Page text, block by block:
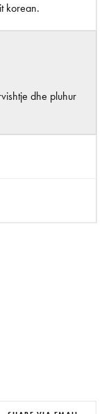
korean.
dhe pluhur